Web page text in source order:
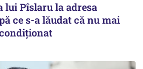
lui Pîslaru la adresa
ce s-a lăudat că nu mai